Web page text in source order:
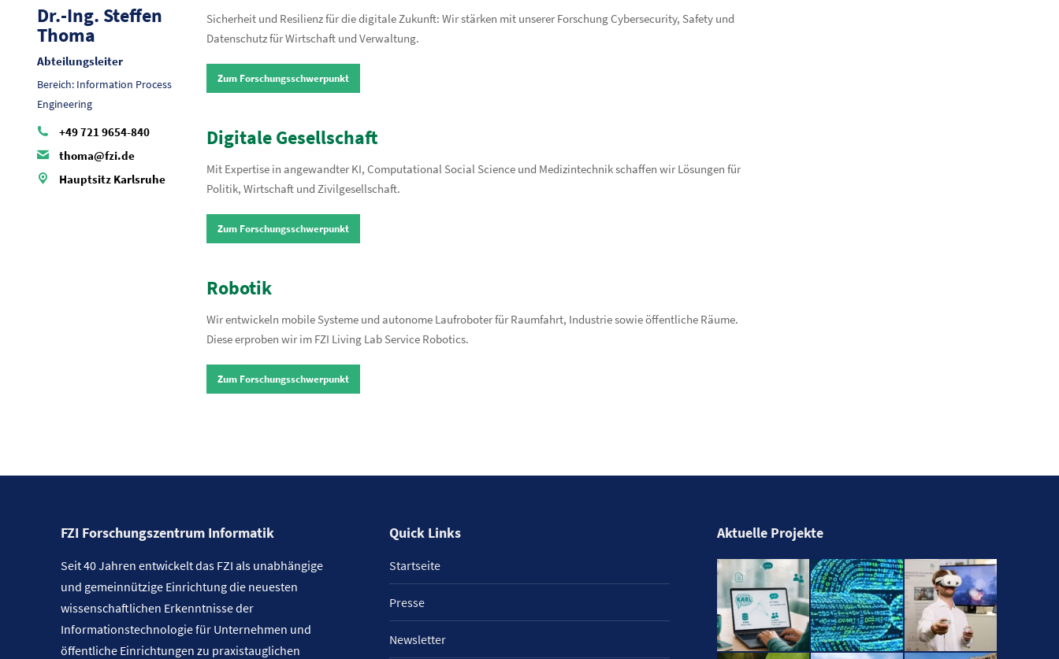
Dr.-Ing. Steffen
Thoma
Abteilungsleiter
Bereich: Information Process
Engineering
+49 721 9654-840
thoma@fzi.de
Hauptsitz Karlsruhe
Sicherheit und Resilienz für die digitale Zukunft: Wir stärken mit unserer Forschung Cybersecurity, Safety und
Datenschutz für Wirtschaft und Verwaltung.
Zum Forschungsschwerpunkt
Digitale Gesellschaft
Mit Expertise in angewandter KI, Computational Social Science und Medizintechnik schaffen wir Lösungen für
Politik, Wirtschaft und Zivilgesellschaft.
Zum Forschungsschwerpunkt
Robotik
Wir entwickeln mobile Systeme und autonome Laufroboter für Raumfahrt, Industrie sowie öffentliche Räume.
Diese erproben wir im FZI Living Lab Service Robotics.
Zum Forschungsschwerpunkt
FZI Forschungszentrum Informatik
Seit 40 Jahren entwickelt das FZI als unabhängige
und gemeinnützige Einrichtung die neuesten
wissenschaftlichen Erkenntnisse der
Informationstechnologie für Unternehmen und
öffentliche Einrichtungen zu praxistauglichen
Quick Links
Startseite
Presse
Newsletter
Aktuelle Projekte